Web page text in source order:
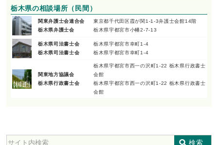
栃木県の相談場所（民間）
関東弁護士会連合会
栃木県弁護士会
東京都千代田区霞が関1-1-3弁護士会館14階
栃木県宇都宮市小幡2-7-13
栃木県司法書士会
栃木県司法書士会
栃木県宇都宮市幸町1-4
栃木県宇都宮市幸町1-4
関東地方協議会
栃木県行政書士会
栃木県宇都宮市西一の沢町1-22 栃木県行政書士
会館
栃木県宇都宮市西一の沢町1-22 栃木県行政書士
会館
検索